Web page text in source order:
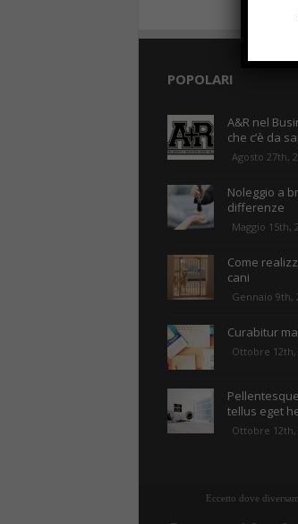
POPOLARI
A&R nel
che c’è da
Agosto 27th,
Noleggio a
differenze
Maggio 15th,
Come
cani
Gennaio 9th,
Curabitur
Ottobre 12th,
tellus eget
Ottobre 12th,
Eccetto dove